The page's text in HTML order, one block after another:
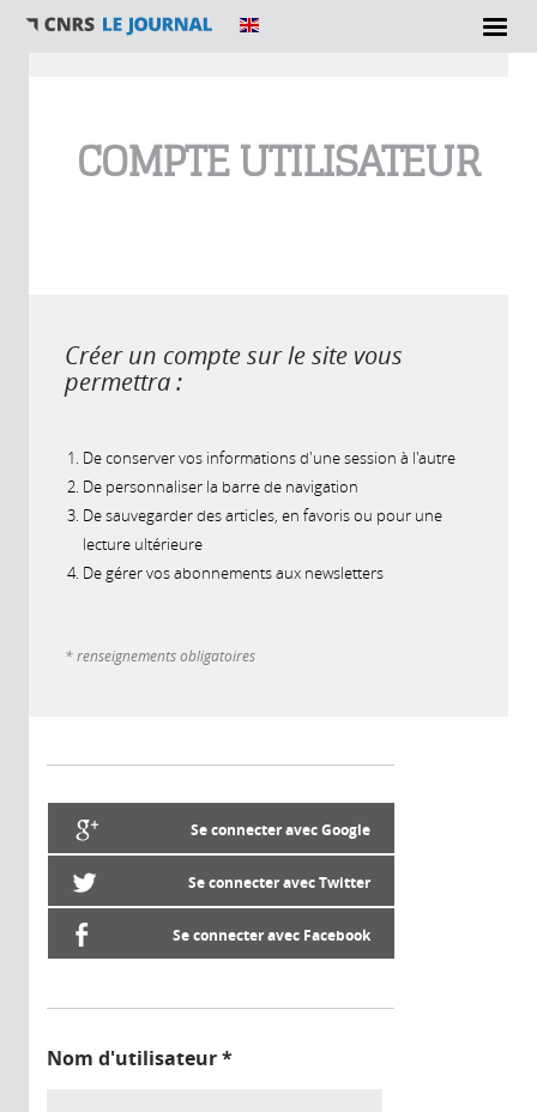
COMPTE UTILISATEUR
Créer un compte sur le site vous
permettra :
De conserver vos informations d'une session à l'autre
De personnaliser la barre de navigation
De sauvegarder des articles, en favoris ou pour une
lecture ultérieure
De gérer vos abonnements aux newsletters
* renseignements obligatoires
Se connecter avec Google
Se connecter avec Twitter
Se connecter avec Facebook
Nom d'utilisateur*